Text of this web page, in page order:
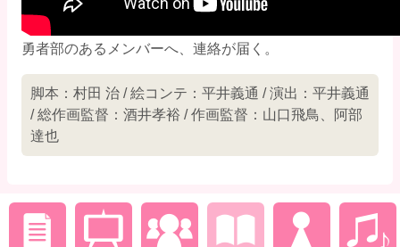
勇者部のあるメンバーへ、連絡が届く。
脚本：村田 治 / 絵コンテ：平井義通 / 演出：平井義通
/ 総作画監督：酒井孝裕 / 作画監督：山口飛鳥、阿部
達也